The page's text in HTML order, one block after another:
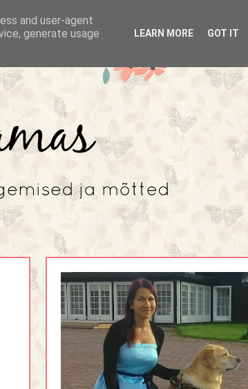
and user-agent
generate usage
LEARN MORE GOT IT